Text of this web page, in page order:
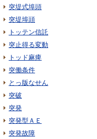
突堤式埠頭
突堤埠頭
トッテン信託
突止得る変動
トッド麻痺
突働条件
とっ版なせん
突破
突発
突発型ＡＥ
突発故障